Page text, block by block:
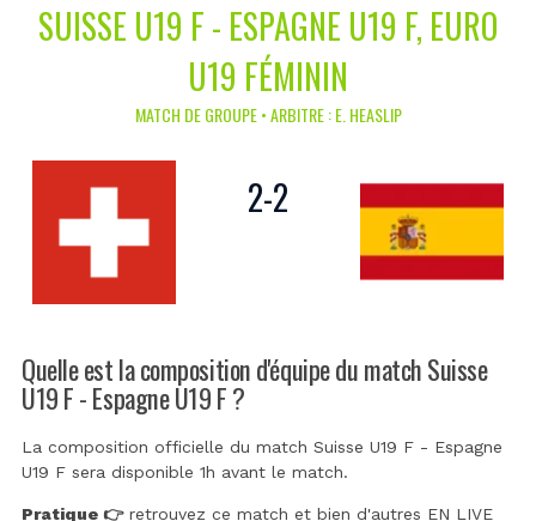
SUISSE U19 F - ESPAGNE U19 F, EURO
U19 FÉMININ
MATCH DE GROUPE • ARBITRE : E. HEASLIP
2-2
Quelle est la composition d'équipe du match Suisse
U19 F - Espagne U19 F ?
La composition officielle du match Suisse U19 F - Espagne
U19 F sera disponible 1h avant le match.
Pratique 👉retrouvez ce match et bien d'autres EN LIVE